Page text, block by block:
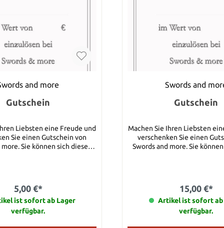
and more
Gutschein
Liebsten eine Freude und
Sie einen Gutschein von
sich diesen
versandt und gleichzeitig
erhalten dann die Email mit
und können diesen
5,00 €*
ist sofort ab Lager
verfügbar.
Swords and
Gutschein
Machen Sie Ihren Liebsten
verschenken Sie einen
Swords and more. Sie können sich diesen
Gutschein versandt und
aktiviert. Sie erhalten dann
einem Gutscheincode und
15,00 €*
Artikel ist sofort ab
verfügbar.